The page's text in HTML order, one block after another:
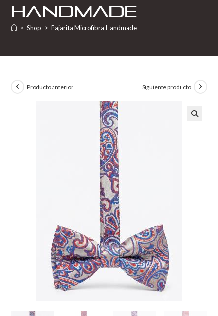
Handmade
> Shop > Pajarita Microfibra Handmade
Producto anterior Siguiente producto